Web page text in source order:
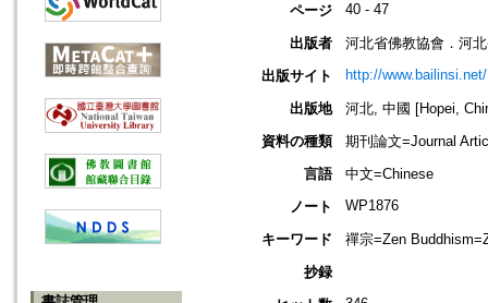
ページ 40 - 47
出版者
河北省佛教協會．河
出版サイト
http://www.bailinsi.net/
出版地
河北, 中國 [Hopei,
資料の種類
期刊論文=Journal
言語
中文=Chinese
ノート
WP1876
キーワード
禪宗=Zen
抄録